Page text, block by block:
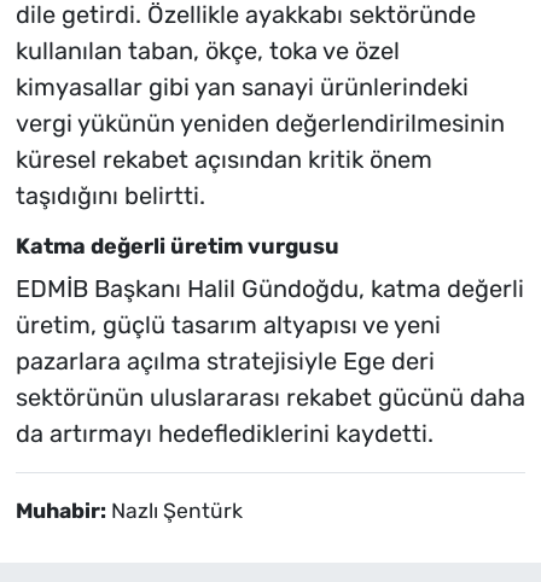
dile getirdi. Özellikle ayakkabı sektöründe
kullanılan taban, ökçe, toka ve özel
kimyasallar gibi yan sanayi ürünlerindeki
vergi yükünün yeniden değerlendirilmesinin
küresel rekabet açısından kritik önem
taşıdığını belirtti.
Katma değerli üretim vurgusu
EDMİB Başkanı Halil Gündoğdu, katma değerli
üretim, güçlü tasarım altyapısı ve yeni
pazarlara açılma stratejisiyle Ege deri
sektörünün uluslararası rekabet gücünü daha
da artırmayı hedeflediklerini kaydetti.
Muhabir: Nazlı Şentürk